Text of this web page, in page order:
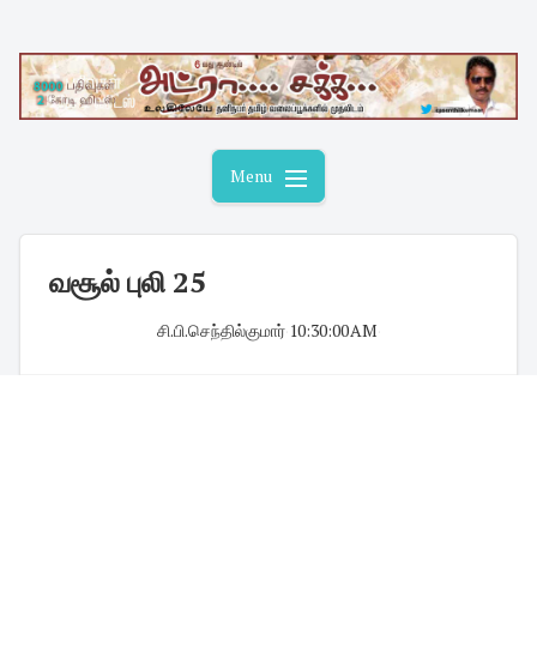
content
Menu
வசூல் புலி 25
சி.பி.செந்தில்குமார்· 10:30:00 AM